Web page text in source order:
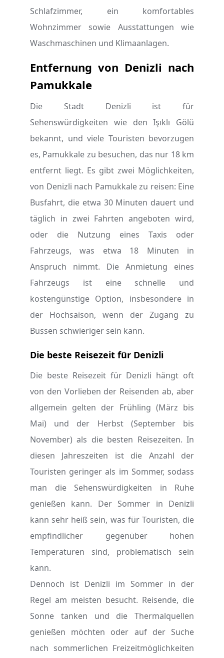
Schlafzimmer, ein komfortables
Wohnzimmer sowie Ausstattungen wie
Waschmaschinen und Klimaanlagen.
Entfernung von Denizli nach
Pamukkale
Die Stadt Denizli ist für
Sehenswürdigkeiten wie den Işıklı Gölü
bekannt, und viele Touristen bevorzugen
es, Pamukkale zu besuchen, das nur 18 km
entfernt liegt. Es gibt zwei Möglichkeiten,
von Denizli nach Pamukkale zu reisen: Eine
Busfahrt, die etwa 30 Minuten dauert und
täglich in zwei Fahrten angeboten wird,
oder die Nutzung eines Taxis oder
Fahrzeugs, was etwa 18 Minuten in
Anspruch nimmt. Die Anmietung eines
Fahrzeugs ist eine schnelle und
kostengünstige Option, insbesondere in
der Hochsaison, wenn der Zugang zu
Bussen schwieriger sein kann.
Die beste Reisezeit für Denizli
Die beste Reisezeit für Denizli hängt oft
von den Vorlieben der Reisenden ab, aber
allgemein gelten der Frühling (März bis
Mai) und der Herbst (September bis
November) als die besten Reisezeiten. In
diesen Jahreszeiten ist die Anzahl der
Touristen geringer als im Sommer, sodass
man die Sehenswürdigkeiten in Ruhe
genießen kann. Der Sommer in Denizli
kann sehr heiß sein, was für Touristen, die
empfindlicher gegenüber hohen
Temperaturen sind, problematisch sein
kann.
Dennoch ist Denizli im Sommer in der
Regel am meisten besucht. Reisende, die
Sonne tanken und die Thermalquellen
genießen möchten oder auf der Suche
nach sommerlichen Freizeitmöglichkeiten